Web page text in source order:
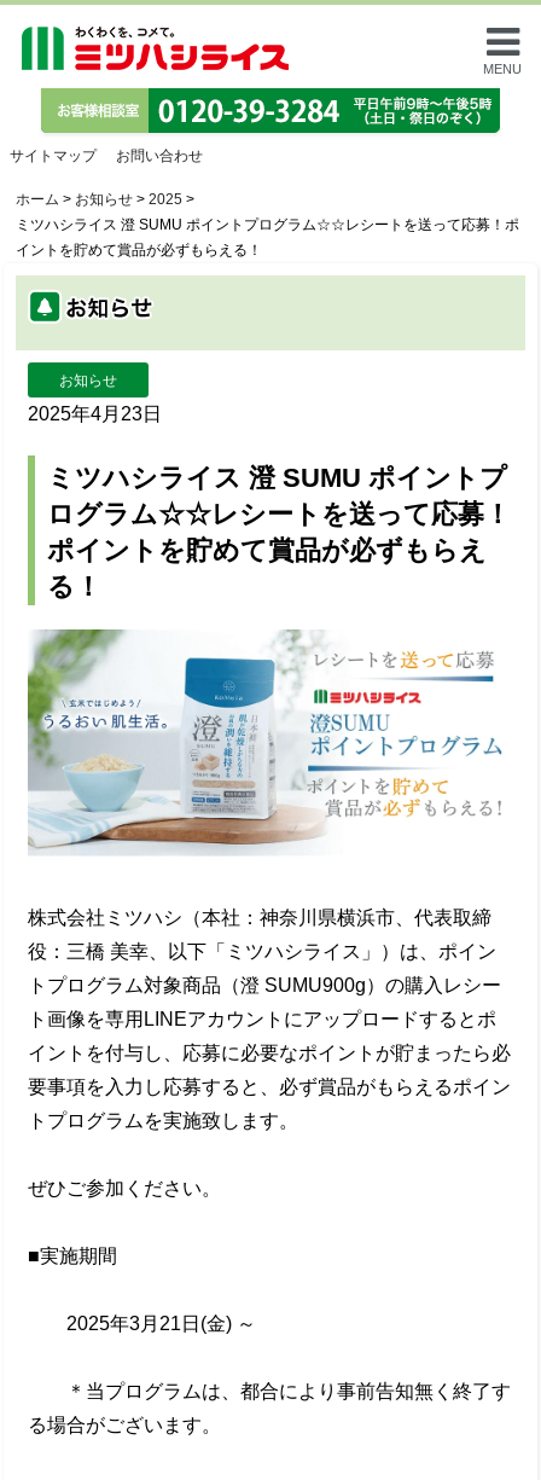
MENU
サイトマップ お問い合わせ
ホーム > お知らせ > 2025 >
ミツハシライス 澄 SUMU ポイントプログラム☆☆レシートを送って応募！ポ
イントを貯めて賞品が必ずもらえる！
お知らせ
2025年4月23日
ミツハシライス 澄 SUMU ポイントプ
ログラム☆☆レシートを送って応募！
ポイントを貯めて賞品が必ずもらえ
る！
株式会社ミツハシ（本社：神奈川県横浜市、代表取締
役：三橋 美幸、以下「ミツハシライス」）は、ポイン
トプログラム対象商品（澄 SUMU900g）の購入レシー
ト画像を専用LINEアカウントにアップロードするとポ
イントを付与し、応募に必要なポイントが貯まったら必
要事項を入力し応募すると、必ず賞品がもらえるポイン
トプログラムを実施致します。
ぜひご参加ください。
■実施期間
2025年3月21日(金) ～
＊当プログラムは、都合により事前告知無く終了す
る場合がございます。